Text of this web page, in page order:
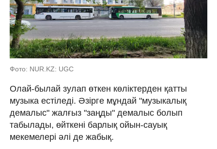
Фото: NUR.KZ: UGC
Олай-былай зулап өткен көліктерден қатты
музыка естіледі. Әзірге мұндай "музыкалық
демалыс" жалғыз "заңды" демалыс болып
табылады, өйткені барлық ойын-сауық
мекемелері әлі де жабық.